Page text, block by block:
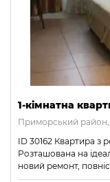
1-кімнатна
Приморський район,
ID 30162 Квартира з
Розташована на
новий ремонт,